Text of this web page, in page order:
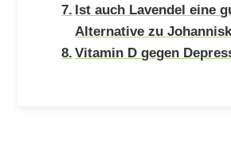
Ist auch Lavendel eine
Alternative zu
Vitamin D gegen